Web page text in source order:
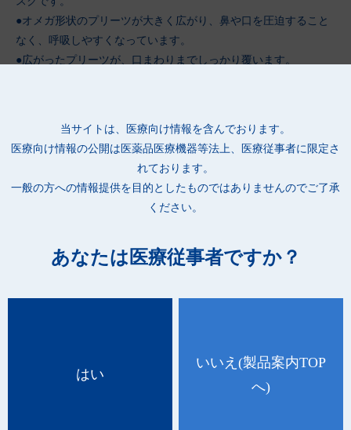
当サイトは、医療向け情報を含んでおります。
医療向け情報の公開は 医薬品医療機器等法上、医療従事者に限定さ
れております。
一般の方への情報提供を目的としたものではありませんのでご了承
ください。
あなたは医療従事者ですか？
はい
いいえ(製品案内TOP
へ)
●オメガ形状のプリーツが大きく広がり、鼻や口を圧迫すること
なく、呼吸しやすくなっています。
●広がったプリーツが、口まわりまでしっかり覆います。
●小児向けのかわいらしいパッケージで、受付や診察室の雰囲気
を和らげます。
●マスクを着けた笑顔の動物のパッケージイラストで、マスク着
用への抵抗感を減らします。
●小児でも読めるように、着用方法の説明には“ふりがな”をふっ
●フタを切り取ると、箱を縦置きできるため、省スペースに置き